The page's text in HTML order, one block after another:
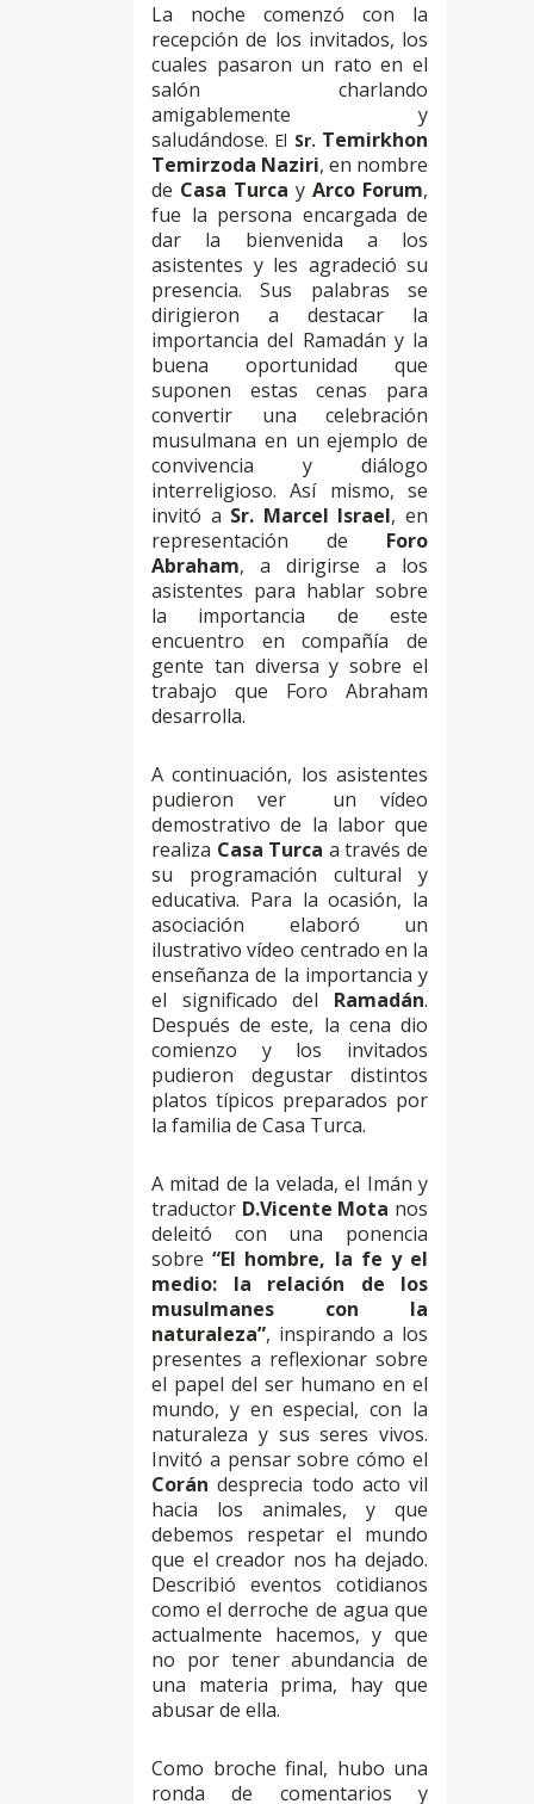
La noche comenzó con la
recepción de los invitados, los
cuales pasaron un rato en el
salón charlando
amigablemente y
saludándose. El Sr. Temirkhon
Temirzoda Naziri, en nombre
de Casa Turca y Arco Forum,
fue la persona encargada de
dar la bienvenida a los
asistentes y les agradeció su
presencia. Sus palabras se
dirigieron a destacar la
importancia del Ramadán y la
buena oportunidad que
suponen estas cenas para
convertir una celebración
musulmana en un ejemplo de
convivencia y diálogo
interreligioso. Así mismo, se
invitó a Sr. Marcel Israel, en
representación de Foro
Abraham, a dirigirse a los
asistentes para hablar sobre
la importancia de este
encuentro en compañía de
gente tan diversa y sobre el
trabajo que Foro Abraham
desarrolla.
A continuación, los asistentes
pudieron ver un vídeo
demostrativo de la labor que
realiza Casa Turca a través de
su programación cultural y
educativa. Para la ocasión, la
asociación elaboró un
ilustrativo vídeo centrado en la
enseñanza de la importancia y
el significado del Ramadán.
Después de este, la cena dio
comienzo y los invitados
pudieron degustar distintos
platos típicos preparados por
la familia de Casa Turca.
A mitad de la velada, el Imán y
traductor D.Vicente Mota nos
deleitó con una ponencia
sobre“El hombre, la fe y el
medio: la relación de los
musulmanes con la
naturaleza”, inspirando a los
presentes a reflexionar sobre
el papel del ser humano en el
mundo, y en especial, con la
naturaleza y sus seres vivos.
Invitó a pensar sobre cómo el
Corán desprecia todo acto vil
hacia los animales, y que
debemos respetar el mundo
que el creador nos ha dejado.
Describió eventos cotidianos
como el derroche de agua que
actualmente hacemos, y que
no por tener abundancia de
una materia prima, hay que
abusar de ella.
Como broche final, hubo una
ronda de comentarios y